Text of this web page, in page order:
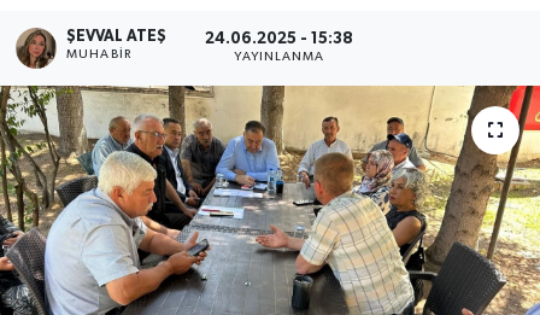
ŞEVVAL ATEŞ
MUHABIR
24.06.2025 - 15:38
YAYINLANMA